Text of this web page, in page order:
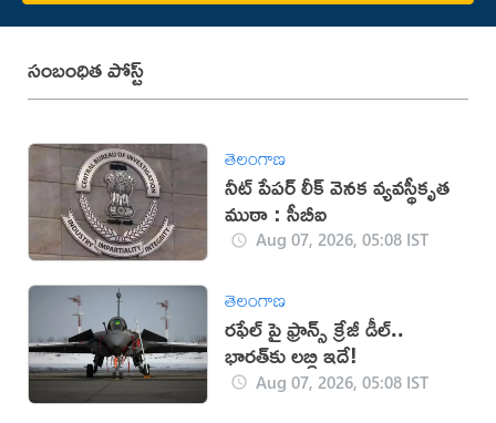
సంబంధిత పోస్ట్
తెలంగాణ
నీట్‌ పేపర్‌ లీక్‌ వెనక వ్యవస్థీకృత
ముఠా : సీబీఐ
Aug 07, 2026, 05:08 IST
తెలంగాణ
రఫేల్ పై ఫ్రాన్స్ క్రేజీ డీల్..
భారత్‌కు లబ్ధి ఇదే!
Aug 07, 2026, 05:08 IST